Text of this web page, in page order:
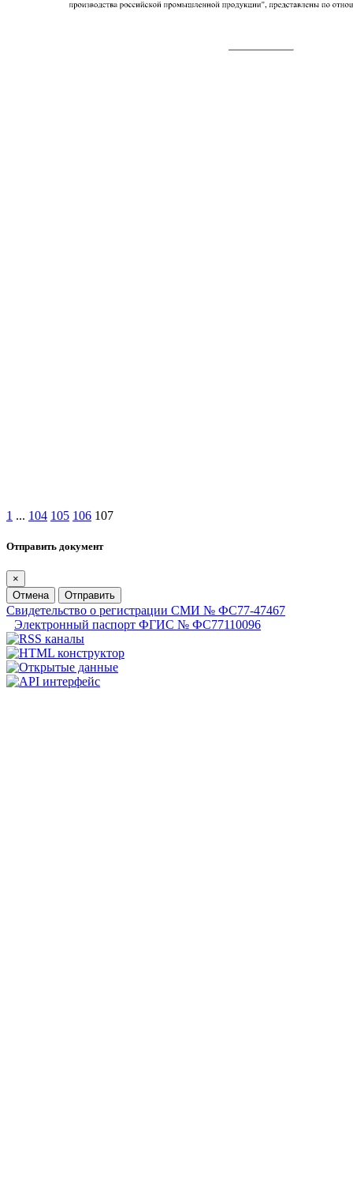
1 ... 104 105 106 107
Отправить документ
×
Отмена
Отправить
Свидетельство о регистрации СМИ № ФС77-47467
Электронный паспорт ФГИС № ФС77110096